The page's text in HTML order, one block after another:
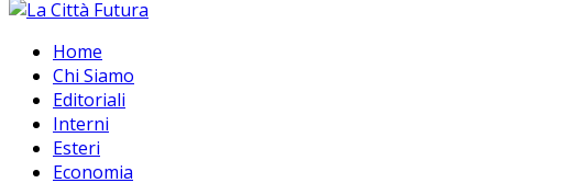
Home
Chi Siamo
Editoriali
Interni
Esteri
Economia